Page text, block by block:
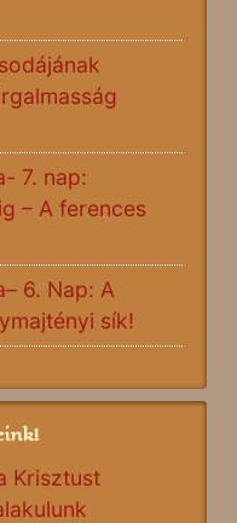
7. nap:
– A ferences
6. Nap: A
sík!
Krisztust